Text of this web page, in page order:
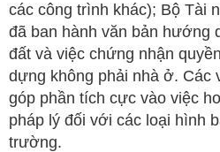
các công trình khác); Bộ Tài
đã ban hành văn bản hướng
đất và việc chứng nhận
dựng không phải nhà ở. Các
góp phần tích cực vào việc
pháp lý đối với các loại hình
trường.